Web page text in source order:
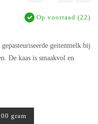
Op voorraad (22)
geitenmelk bij
De kaas is smaakvol en
gram